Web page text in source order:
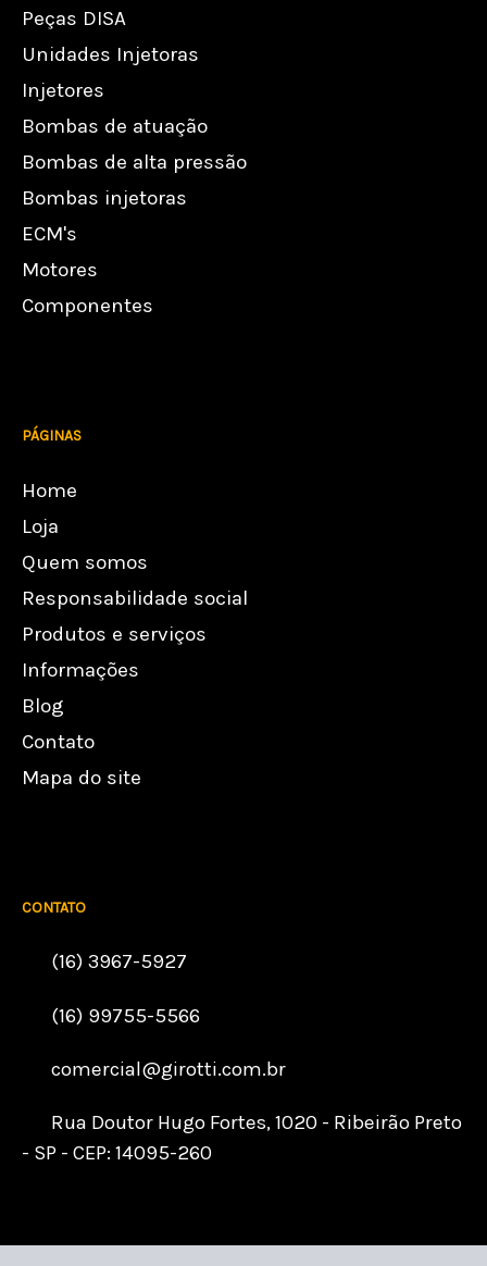
Peças DISA
Unidades Injetoras
Injetores
Bombas de atuação
Bombas de alta pressão
Bombas injetoras
ECM's
Motores
Componentes
PÁGINAS
Home
Loja
Quem somos
Responsabilidade social
Produtos e serviços
Informações
Blog
Contato
Mapa do site
CONTATO
(16) 3967-5927
(16) 99755-5566
comercial@girotti.com.br
Rua Doutor Hugo Fortes, 1020 - Ribeirão Preto
- SP - CEP: 14095-260